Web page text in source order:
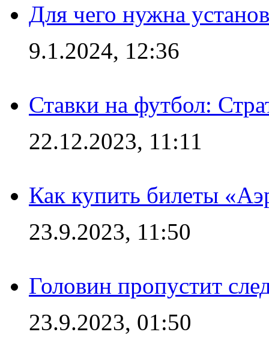
Для чего нужна
9.1.2024, 12:36
Ставки на футбол:
22.12.2023, 11:11
Как купить билеты
23.9.2023, 11:50
Головин пропустит
23.9.2023, 01:50